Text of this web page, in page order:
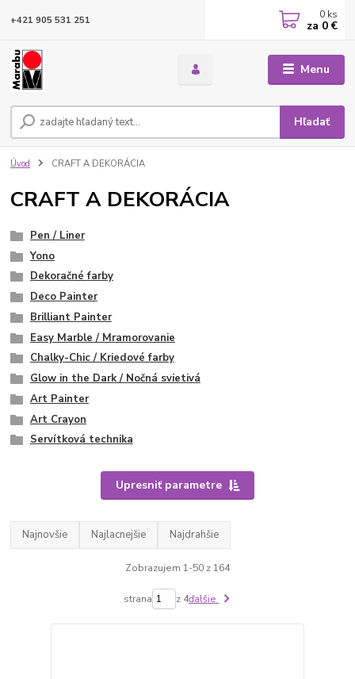
Menu
Hľadať
+421 905 531 251 0 ks
za 0 €
Úvod CRAFT A DEKORÁCIA
CRAFT A DEKORÁCIA
Pen / Liner
Yono
Dekoračné farby
Deco Painter
Brilliant Painter
Easy Marble / Mramorovanie
Chalky-Chic / Kriedové farby
Glow in the Dark / Nočná svietivá
Art Painter
Art Crayon
Servítková technika
Upresniť parametre
Najnovšie Najlacnejšie Najdrahšie
Zobrazujem 1-50 z 164
strana z 4ďalšie